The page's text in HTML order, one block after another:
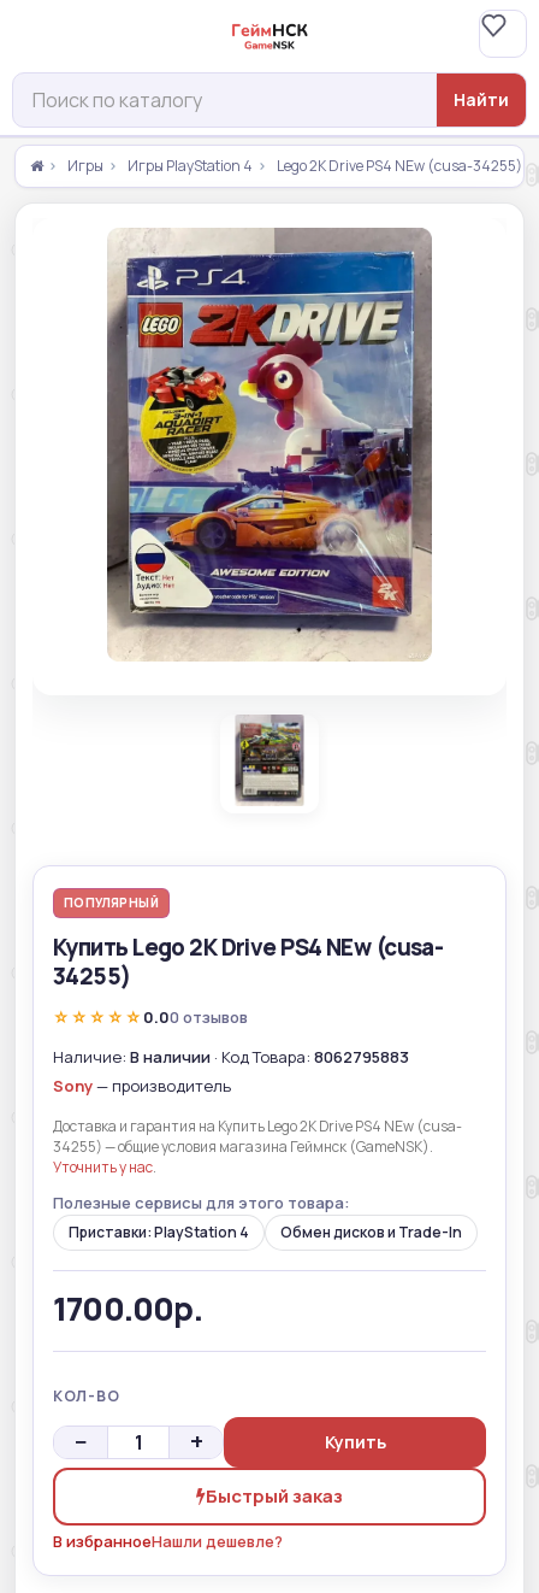
Найти
Игры Игры PlayStation 4 Lego 2K Drive PS4 NEw (cusa-34255)
ПОПУЛЯРНЫЙ
Купить Lego 2K Drive PS4 NEw (cusa-
34255)
☆☆☆☆☆ 0.00 отзывов
Наличие: В наличии · Код Товара: 8062795883
Sony— производитель
Доставка и гарантия на Купить Lego 2K Drive PS4 NEw (cusa-
34255) — общие условия магазина Геймнск (GameNSK).
Уточнить у нас.
Полезные сервисы для этого товара:
Приставки: PlayStation 4 Обмен дисков и Trade-In
1700.00р.
КОЛ-ВО
− + Купить
Быстрый заказ
В избранноеНашли дешевле?